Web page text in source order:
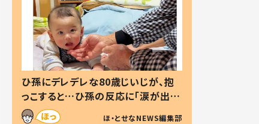
ひ孫にデレデレな80歳じいじが、抱
っこすると…ひ孫の反応に「涙が出ま
した」「可愛くて仕方ない」
ほ・とせなNEWS編集部